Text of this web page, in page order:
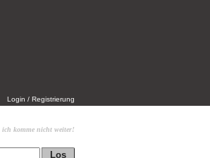
Login / Registrierung
ich komme nicht weiter!